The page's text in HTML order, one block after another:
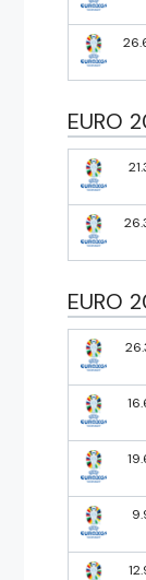
EURO
EURO